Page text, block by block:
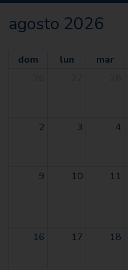
agosto 2026
dom lun mar
2 3 4
9 10 11
16 17 18